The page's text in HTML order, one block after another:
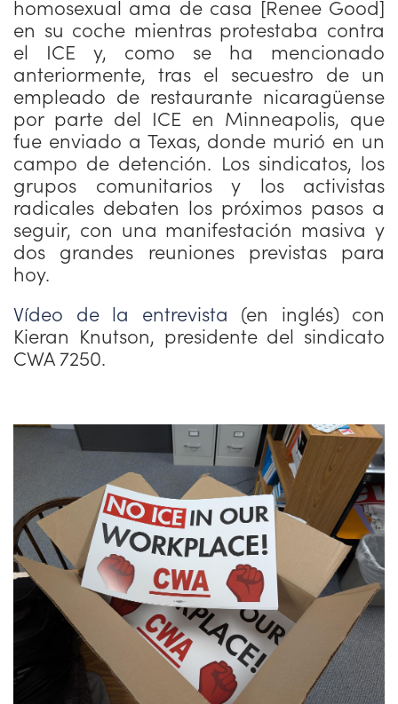
homosexual ama de casa [Renee Good]
en su coche mientras protestaba contra
el ICE y, como se ha mencionado
anteriormente, tras el secuestro de un
empleado de restaurante nicaragüense
por parte del ICE en Minneapolis, que
fue enviado a Texas, donde murió en un
campo de detención. Los sindicatos, los
grupos comunitarios y los activistas
radicales debaten los próximos pasos a
seguir, con una manifestación masiva y
dos grandes reuniones previstas para
hoy.
Vídeo de la entrevista (en inglés) con
Kieran Knutson, presidente del sindicato
CWA 7250.